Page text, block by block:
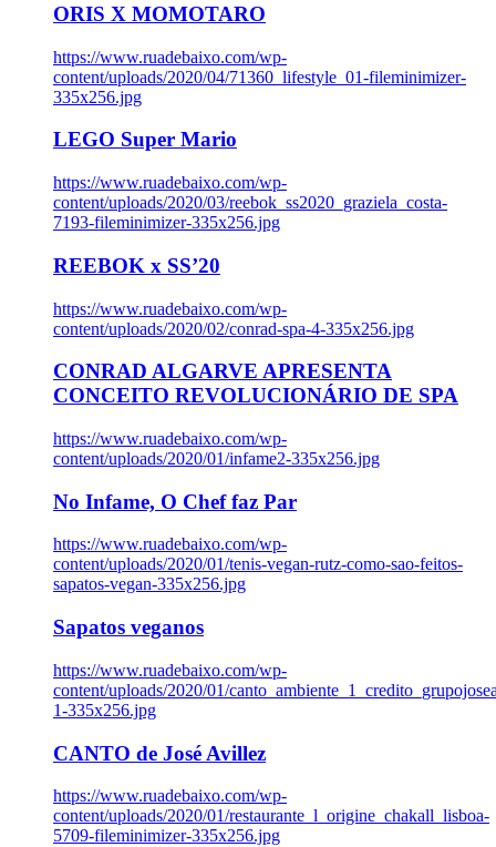
ORIS X MOMOTARO
https://www.ruadebaixo.com/wp-
content/uploads/2020/04/71360_lifestyle_01-fileminimizer-
335x256.jpg
LEGO Super Mario
https://www.ruadebaixo.com/wp-
content/uploads/2020/03/reebok_ss2020_graziela_costa-
7193-fileminimizer-335x256.jpg
REEBOK x SS’20
https://www.ruadebaixo.com/wp-
content/uploads/2020/02/conrad-spa-4-335x256.jpg
CONRAD ALGARVE APRESENTA
CONCEITO REVOLUCIONÁRIO DE SPA
https://www.ruadebaixo.com/wp-
content/uploads/2020/01/infame2-335x256.jpg
No Infame, O Chef faz Par
https://www.ruadebaixo.com/wp-
content/uploads/2020/01/tenis-vegan-rutz-como-sao-feitos-
sapatos-vegan-335x256.jpg
Sapatos veganos
https://www.ruadebaixo.com/wp-
content/uploads/2020/01/
1-335x256.jpg
CANTO de José Avillez
https://www.ruadebaixo.com/wp-
content/uploads/2020/01/restaurante_l_origine_chakall_lisboa-
5709-fileminimizer-335x256.jpg